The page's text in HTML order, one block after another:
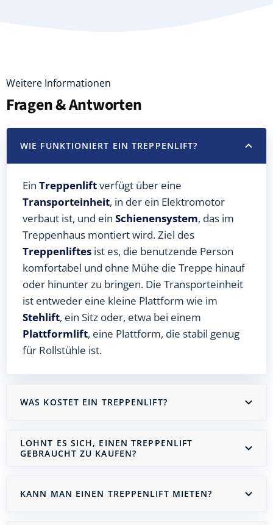
Weitere Informationen
Fragen & Antworten
WIE FUNKTIONIERT EIN TREPPENLIFT?
Ein Treppenliftverfügt über eine
Transporteinheit, in der ein Elektromotor
verbaut ist, und ein Schienensystem, das im
Treppenhaus montiert wird. Ziel des
Treppenliftes ist es, die benutzende Person
komfortabel und ohne Mühe die Treppe hinauf
oder hinunter zu bringen. Die Transporteinheit
ist entweder eine kleine Plattform wie im
Stehlift, ein Sitz oder, etwa bei einem
Plattformlift, eine Plattform, die stabil genug
für Rollstühle ist.
WAS KOSTET EIN TREPPENLIFT?
LOHNT ES SICH, EINEN TREPPENLIFT
GEBRAUCHT ZU KAUFEN?
KANN MAN EINEN TREPPENLIFT MIETEN?